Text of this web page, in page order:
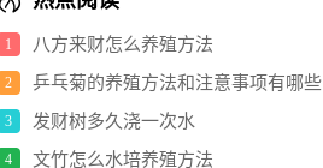
1 八方来财怎么养殖方法
2 乒乓菊的养殖方法和注意事项有哪些
3 发财树多久浇一次水
4 文竹怎么水培养殖方法